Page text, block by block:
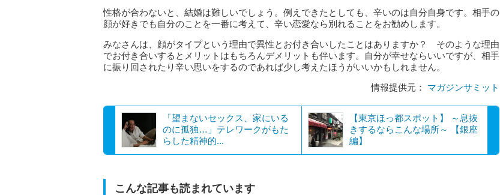
性格が合わないと、結婚は難しいでしょう。例えできたとしても、辛いのは自分自身です。相手の
顔が好きでも自分のことを一番に考えて、辛い恋愛なら別れることをお勧めします。
みなさんは、顔がタイプという理由で異性とお付き合いしたことはありますか？ そのような理由
でお付き合いするとメリットはもちろんデメリットも伴います。自分が幸せならいいですが、相手
に振り回されたり辛い思いをするのであれば少し考えたほうがいいかもしれません。
情報提供元： マガジンサミット
「望まないセックス、家にいる
のに孤独…」テレワークがもた
らした精神的...
【東京ほっ都スポット】 ～息抜
きするならこんな場所～ 【銀座
編】
こんな記事も読まれています